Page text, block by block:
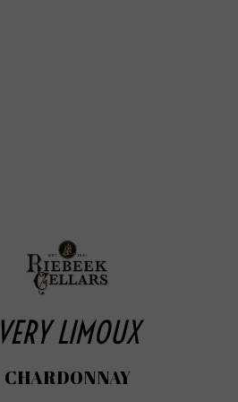
CHARDONNAY
VERY LIMOUX